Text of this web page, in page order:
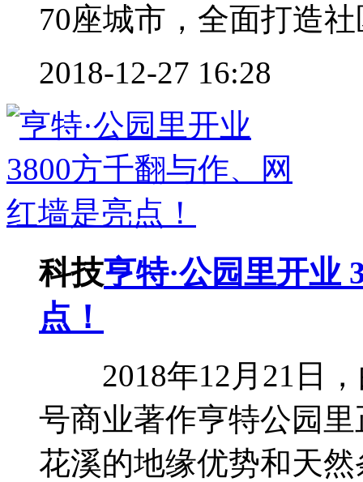
70座城市，全面打造
2018-12-27 16:28
科技亨特·公园里开业
点！
2018年12月21日，
号商业著作亨特公园
花溪的地缘优势和天然